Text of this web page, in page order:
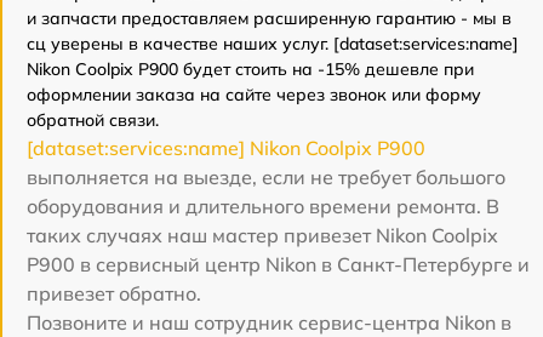
и запчасти предоставляем расширенную гарантию - мы в
сц уверены в качестве наших услуг. [dataset:services:name]
Nikon Coolpix P900 будет стоить на -15% дешевле при
оформлении заказа на сайте через звонок или форму
обратной связи.
[dataset:services:name] Nikon Coolpix P900
выполняется на выезде, если не требует большого
оборудования и длительного времени ремонта. В
таких случаях наш мастер привезет Nikon Coolpix
P900 в сервисный центр Nikon в Санкт-Петербурге и
привезет обратно.
Позвоните и наш сотрудник сервис-центра Nikon в